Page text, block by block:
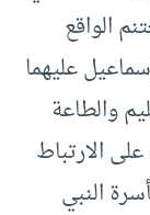
الواقع
عليهما
والطاعة
على الارتباط
النبي